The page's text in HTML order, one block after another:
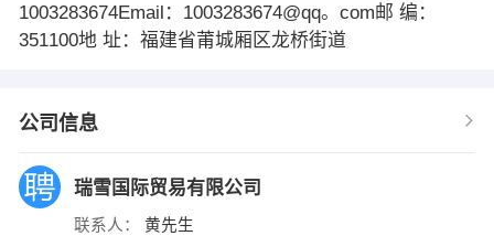
1003283674Email：1003283674@qq。com邮 编：
351100地 址：福建省莆城厢区龙桥街道
公司信息
瑞雪国际贸易有限公司
联系人： 黄先生